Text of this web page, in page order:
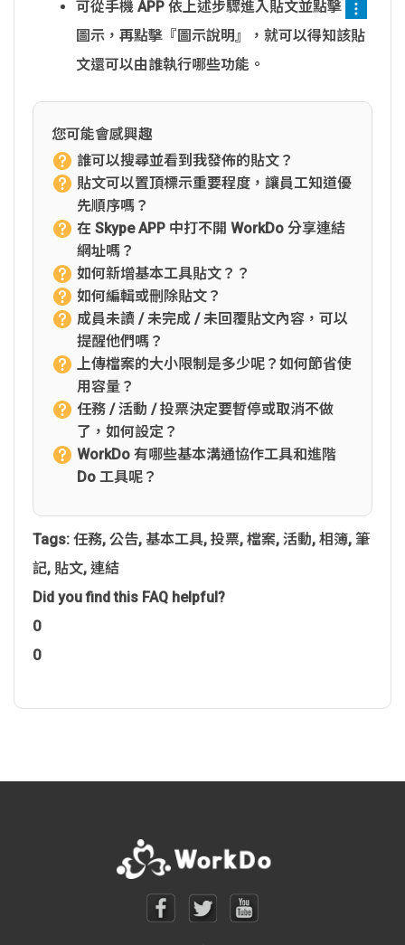
可從手機 APP 依上述步驟進入貼文並點擊
圖示，再點擊『圖示說明』，就可以得知該貼
文還可以由誰執行哪些功能。
您可能會感興趣
誰可以搜尋並看到我發佈的貼文？
貼文可以置頂標示重要程度，讓員工知道優
先順序嗎？
在 Skype APP 中打不開 WorkDo 分享連結
網址嗎？
如何新增基本工具貼文？？
如何編輯或刪除貼文？
成員未讀 / 未完成 / 未回覆貼文內容，可以
提醒他們嗎？
上傳檔案的大小限制是多少呢？如何節省使
用容量？
任務 / 活動 / 投票決定要暫停或取消不做
了，如何設定？
WorkDo 有哪些基本溝通協作工具和進階
Do 工具呢？
Tags: 任務, 公告, 基本工具, 投票, 檔案, 活動, 相簿, 筆
記, 貼文, 連結
Did you find this FAQ helpful?
0
0